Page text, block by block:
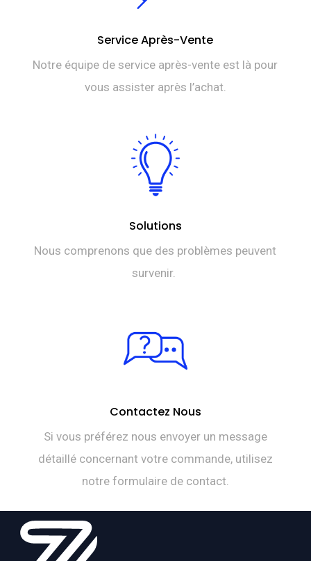
Service Après-Vente
Notre équipe de service après-vente est là pour
vous assister après l’achat.
Solutions
Nous comprenons que des problèmes peuvent
survenir.
Contactez Nous
Si vous préférez nous envoyer un message
détaillé concernant votre commande, utilisez
notre formulaire de contact.